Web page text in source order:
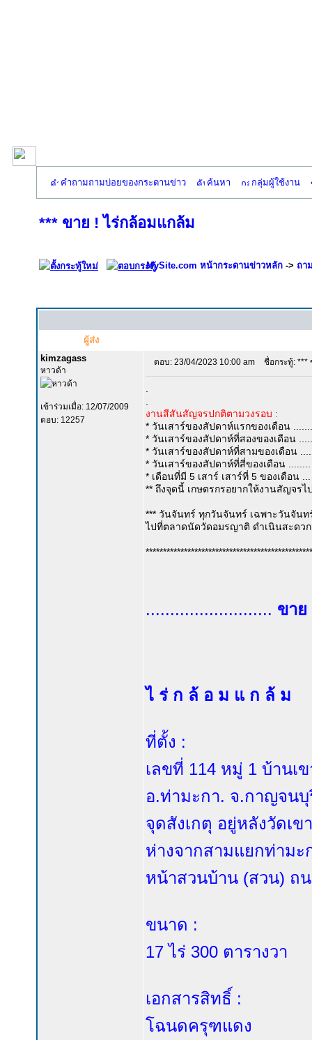
คำถามถามบ่อยของกระดานข่าว ค้นหา กลุ่มผู้ใช้งาน
*** ขาย ! ไร่กล้อมแกล้ม
MySite.com หน้ากระดานข่าวหลัก -> ถา
ผู้ส่ง
kimzagass
หาวด้า
เข้าร่วมเมื่อ: 12/07/2009
ตอบ: 12257
ตอบ: 23/04/2023 10:00 am ชื่อกระทู้: ***
งานสีสันสัญจรปกติตามวงรอบ :
* วันเสาร์ของสัปดาห์แรกของเดือน
* วันเสาร์ของสัปดาห์ที่สองของเดือน
* วันเสาร์ของสัปดาห์ที่สามของเดือน
* วันเสาร์ของสัปดาห์ที่สี่ของเดือน
* เดือนที่มี 5 เสาร์ เสาร์ที่ 5 ของเดือน
** ถึงจุดนี้ เกษตรกรอยากให้งานสัญจร
*** วันจันทร์ ทุกวันจันทร์ เฉพาะวันจัน
ไปที่ตลาดนัดวัดอมรญาติ ดำเนินสะดว
.......................... ขาย
ไ ร่ ก ล้ อ ม แ ก ล้ ม
ที่ตั้ง :
เลขที่ 114 หมู่ 1 บ้านเ
อ.ท่ามะกา. จ.กาญจนบุ
จุดสังเกตุ อยู่หลังวัดเ
ห่างจากสามแยกท่ามะ
หน้าสวนบ้าน (สวน) ถ
ขนาด :
17 ไร่ 300 ตารางวา
เอกสารสิทธิ์ :
โฉนดครุฑแดง